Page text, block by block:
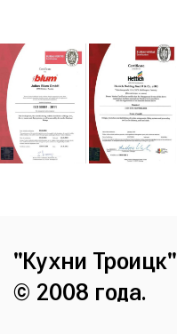
"Кухни Троицк"
© 2008 года.